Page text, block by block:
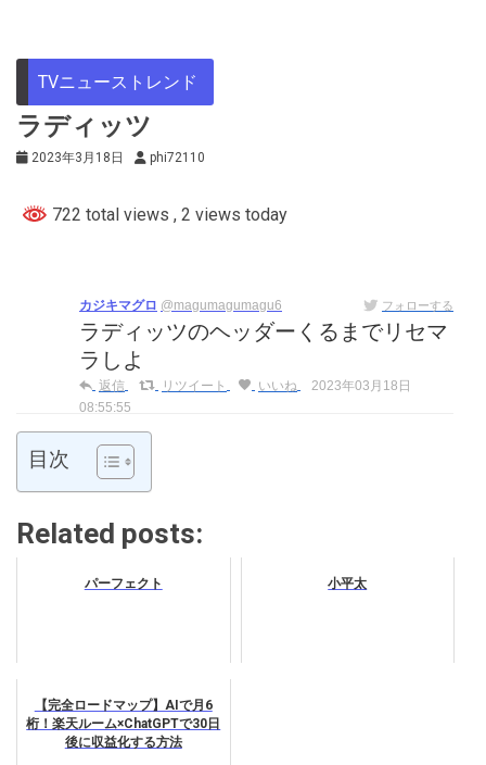
TVニューストレンド
ラディッツ
2023年3月18日 phi72110
722 total views , 2 views today
カジキマグロ @magumagumagu6 フォローする
ラディッツのヘッダーくるまでリセマ
ラしよ
返信 リツイート いいね
2023年03月18日
08:55:55
目次
Related posts:
パーフェクト 小平太
【完全ロードマップ】AIで月6
桁！楽天ルーム×ChatGPTで30日
後に収益化する方法